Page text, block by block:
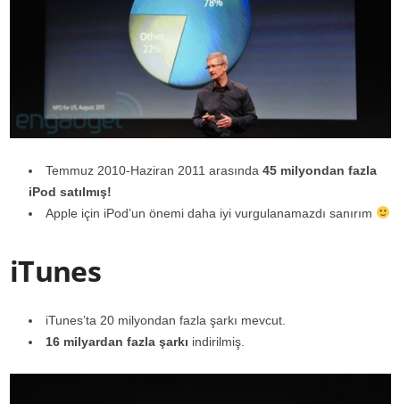
Temmuz 2010-Haziran 2011 arasında 45 milyondan fazla
iPod satılmış!
Apple için iPod’un önemi daha iyi vurgulanamazdı sanırım
iTunes
iTunes’ta 20 milyondan fazla şarkı mevcut.
16 milyardan fazla şarkı indirilmiş.